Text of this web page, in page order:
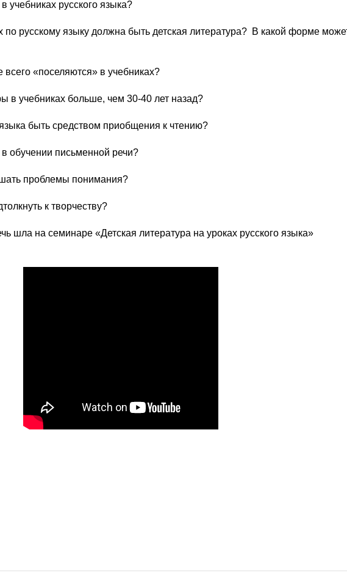
учебниках русского языка?
русскому языку должна быть детская литература? В какой форме
«поселяются» в учебниках?
в учебниках больше, чем 30-40 лет назад?
быть средством приобщения к чтению?
в обучении письменной речи?
проблемы понимания?
к творчеству?
шла на семинаре «Детская литература на уроках русского языка»